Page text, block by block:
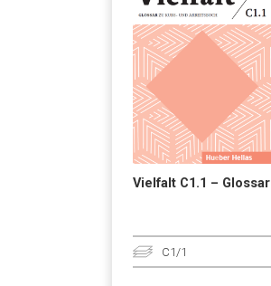
Vielfalt C1.1 – Glossar
C1/1